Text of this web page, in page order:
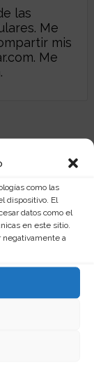
como las
dispositivo. El
datos como el
en este sitio.
negativamente a
las
Me
mis
. Me